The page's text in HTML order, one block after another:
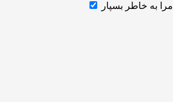
مرا به خاطر بسپار